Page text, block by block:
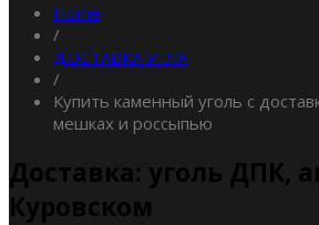
Home
/
ДОСТАВКА УГЛЯ
/
Купить каменный уголь с
мешках и россыпью
Доставка: уголь ДПК,
Куровском